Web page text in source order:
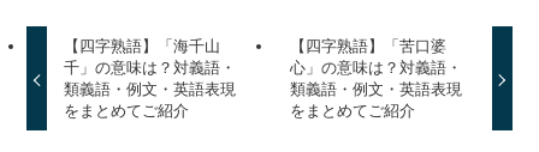
【四字熟語】「海千山
千」の意味は？対義語・
類義語・例文・英語表現
をまとめてご紹介
【四字熟語】「苦口婆
心」の意味は？対義語・
類義語・例文・英語表現
をまとめてご紹介